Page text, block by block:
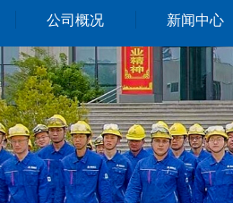
公司概况 新闻中心